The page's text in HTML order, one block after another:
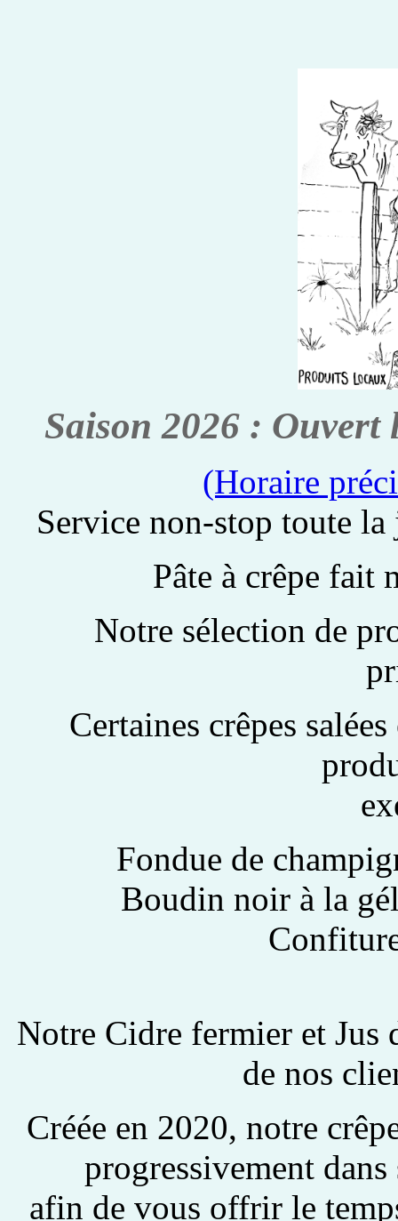
Saison 2026 : Ouvert
(Horaire
Service non-stop toute
Pâte à crêpe fait
Notre sélection de
Certaines crêpes
Fondue de
Boudin noir à la
Notre Cidre fermier et Jus
de nos
Créée en 2020, notre
progressivement
afin de vous offrir le